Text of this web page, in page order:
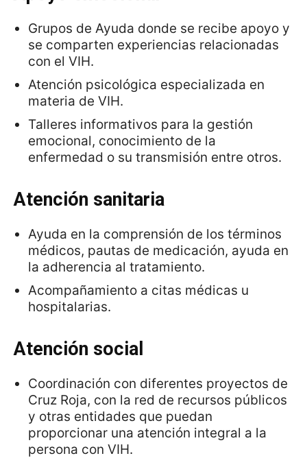
Grupos de Ayuda donde se recibe apoyo y
se comparten experiencias relacionadas
con el VIH.
Atención psicológica especializada en
materia de VIH.
Talleres informativos para la gestión
emocional, conocimiento de la
enfermedad o su transmisión entre otros.
Atención sanitaria
Ayuda en la comprensión de los términos
médicos, pautas de medicación, ayuda en
la adherencia al tratamiento.
Acompañamiento a citas médicas u
hospitalarias.
Atención social
Coordinación con diferentes proyectos de
Cruz Roja, con la red de recursos públicos
y otras entidades que puedan
proporcionar una atención integral a la
persona con VIH.